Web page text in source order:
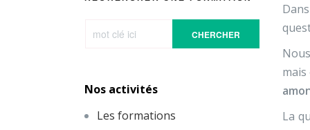
La
CHERCHER
Nos activités
Les formations